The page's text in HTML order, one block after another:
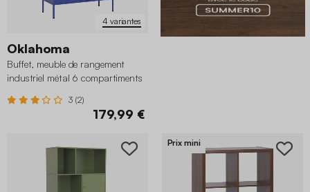
4 variantes
Oklahoma
Buffet, meuble de rangement
industriel métal 6 compartiments
3 (2)
179,99 €
Prix mini